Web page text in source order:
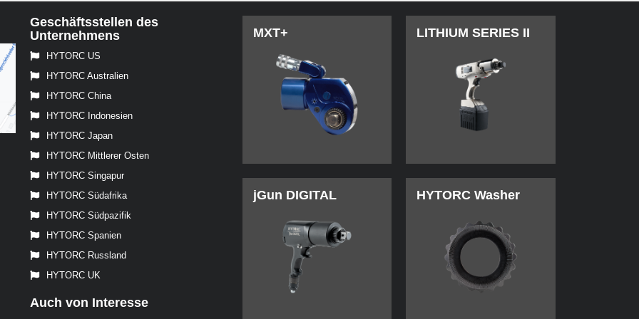
Geschäftsstellen des
Unternehmens
HYTORC US
HYTORC Australien
HYTORC China
HYTORC Indonesien
HYTORC Japan
HYTORC Mittlerer Osten
HYTORC Singapur
HYTORC Südafrika
HYTORC Südpazifik
HYTORC Spanien
HYTORC Russland
HYTORC UK
Auch von Interesse
MXT+ LITHIUM SERIES II
jGun DIGITAL HYTORC Washer